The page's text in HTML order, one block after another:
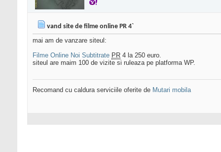
vand site de filme online PR 4`
mai am de vanzare siteul:
Filme Online Noi Subtitrate PR 4 la 250 euro.
siteul are maim 100 de vizite si ruleaza pe platforma WP.
Recomand cu caldura serviciile oferite de Mutari mobila